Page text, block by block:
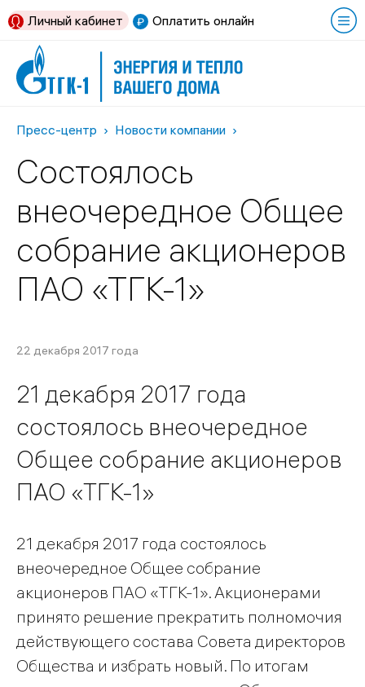
Оплатить онлайн
Личный кабинет
Пресс-центр Новости компании
Состоялось
внеочередное Общее
собрание акционеров
ПАО «ТГК-1»
22 декабря 2017 года
21 декабря 2017 года
состоялось внеочередное
Общее собрание акционеров
ПАО «ТГК-1»
21 декабря 2017 года состоялось
внеочередное Общее собрание
акционеров ПАО «ТГК-1». Акционерами
принято решение прекратить полномочия
действующего состава Совета директоров
Общества и избрать новый. По итогам